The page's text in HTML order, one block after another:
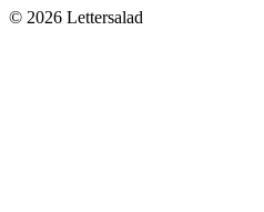
© 2026 Lettersalad